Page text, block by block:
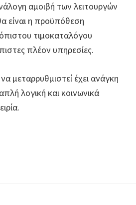
αμοιβή των λειτουργών
είναι η προϋπόθεση
τιμοκαταλόγου
πλέον υπηρεσίες.
μεταρρυθμιστεί έχει ανάγκη
λογική και κοινωνικά